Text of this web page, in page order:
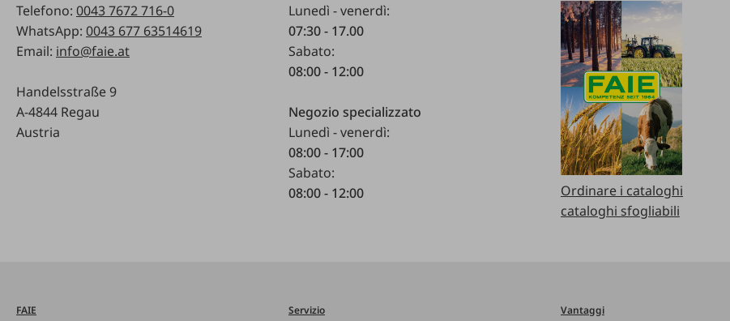
Telefono: 0043 7672 716-0
WhatsApp: 0043 677 63514619
Email: info@faie.at
Handelsstraße 9
A-4844 Regau
Austria
Lunedì - venerdì:
07:30 - 17.00
Sabato:
08:00 - 12:00
Negozio specializzato
Lunedì - venerdì:
08:00 - 17:00
Sabato:
08:00 - 12:00
Ordinare i cataloghi
cataloghi sfogliabili
FAIE Servizio Vantaggi